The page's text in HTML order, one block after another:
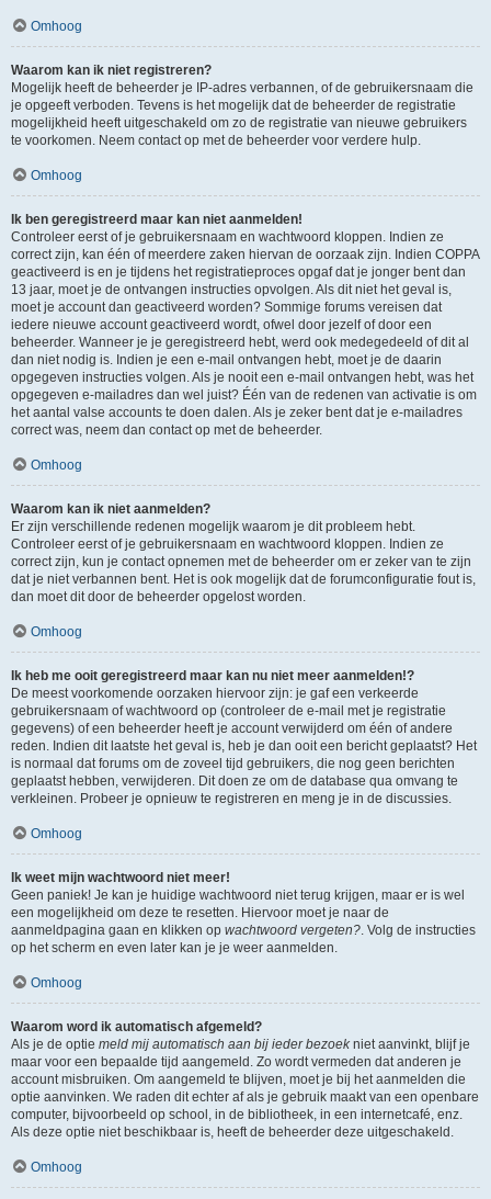
Omhoog
Waarom kan ik niet registreren?
Mogelijk heeft de beheerder je IP-adres verbannen, of de gebruikersnaam die
je opgeeft verboden. Tevens is het mogelijk dat de beheerder de registratie
mogelijkheid heeft uitgeschakeld om zo de registratie van nieuwe gebruikers
te voorkomen. Neem contact op met de beheerder voor verdere hulp.
Omhoog
Ik ben geregistreerd maar kan niet aanmelden!
Controleer eerst of je gebruikersnaam en wachtwoord kloppen. Indien ze
correct zijn, kan één of meerdere zaken hiervan de oorzaak zijn. Indien COPPA
geactiveerd is en je tijdens het registratieproces opgaf dat je jonger bent dan
13 jaar, moet je de ontvangen instructies opvolgen. Als dit niet het geval is,
moet je account dan geactiveerd worden? Sommige forums vereisen dat
iedere nieuwe account geactiveerd wordt, ofwel door jezelf of door een
beheerder. Wanneer je je geregistreerd hebt, werd ook medegedeeld of dit al
dan niet nodig is. Indien je een e-mail ontvangen hebt, moet je de daarin
opgegeven instructies volgen. Als je nooit een e-mail ontvangen hebt, was het
opgegeven e-mailadres dan wel juist? Één van de redenen van activatie is om
het aantal valse accounts te doen dalen. Als je zeker bent dat je e-mailadres
correct was, neem dan contact op met de beheerder.
Omhoog
Waarom kan ik niet aanmelden?
Er zijn verschillende redenen mogelijk waarom je dit probleem hebt.
Controleer eerst of je gebruikersnaam en wachtwoord kloppen. Indien ze
correct zijn, kun je contact opnemen met de beheerder om er zeker van te zijn
dat je niet verbannen bent. Het is ook mogelijk dat de forumconfiguratie fout is,
dan moet dit door de beheerder opgelost worden.
Omhoog
Ik heb me ooit geregistreerd maar kan nu niet meer aanmelden!?
De meest voorkomende oorzaken hiervoor zijn: je gaf een verkeerde
gebruikersnaam of wachtwoord op (controleer de e-mail met je registratie
gegevens) of een beheerder heeft je account verwijderd om één of andere
reden. Indien dit laatste het geval is, heb je dan ooit een bericht geplaatst? Het
is normaal dat forums om de zoveel tijd gebruikers, die nog geen berichten
geplaatst hebben, verwijderen. Dit doen ze om de database qua omvang te
verkleinen. Probeer je opnieuw te registreren en meng je in de discussies.
Omhoog
Ik weet mijn wachtwoord niet meer!
Geen paniek! Je kan je huidige wachtwoord niet terug krijgen, maar er is wel
een mogelijkheid om deze te resetten. Hiervoor moet je naar de
aanmeldpagina gaan en klikken op wachtwoord vergeten? . Volg de instructies
op het scherm en even later kan je je weer aanmelden.
Omhoog
Waarom word ik automatisch afgemeld?
Als je de optie meld mij automatisch aan bij ieder bezoekniet aanvinkt, blijf je
maar voor een bepaalde tijd aangemeld. Zo wordt vermeden dat anderen je
account misbruiken. Om aangemeld te blijven, moet je bij het aanmelden die
optie aanvinken. We raden dit echter af als je gebruik maakt van een openbare
computer, bijvoorbeeld op school, in de bibliotheek, in een internetcafé, enz.
Als deze optie niet beschikbaar is, heeft de beheerder deze uitgeschakeld.
Omhoog